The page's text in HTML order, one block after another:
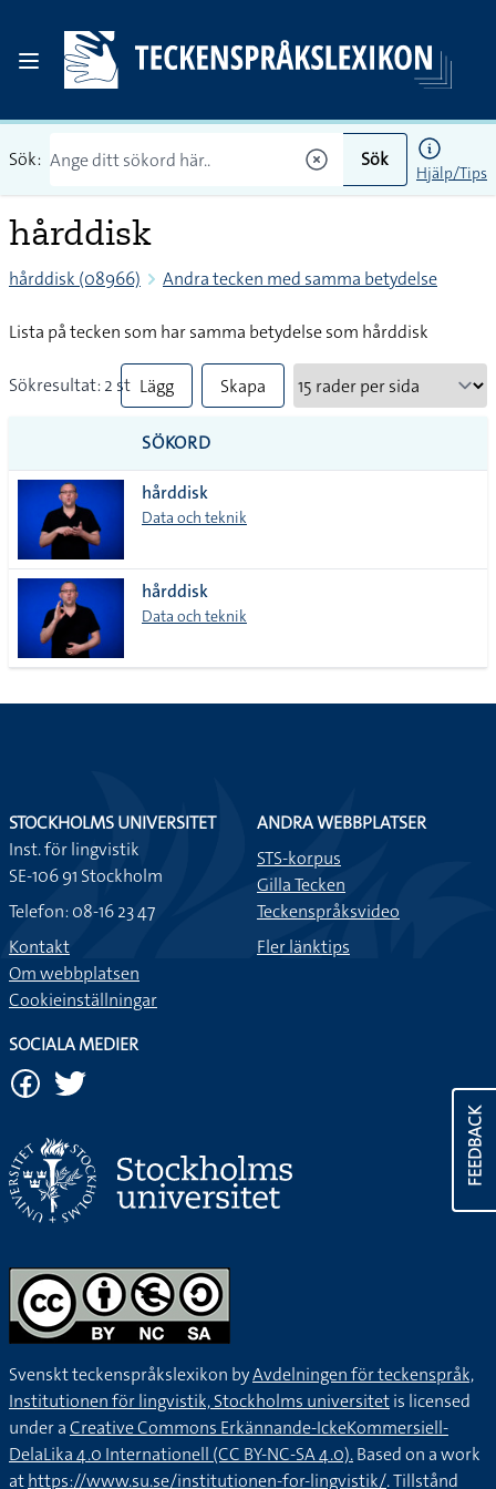
Sök: Sök
Hjälp/Tips
hårddisk
hårddisk (08966) Andra tecken med samma betydelse
Lista på tecken som har samma betydelse som hårddisk
Sökresultat: 2 st Lägg
till
alla i
lista
Skapa
SÖKORD
hårddisk
Data och teknik
hårddisk
Data och teknik
FEEDBACK
STOCKHOLMS UNIVERSITET
Inst. för lingvistik
SE-106 91 Stockholm
Telefon: 08-16 23 47
Kontakt
Om webbplatsen
Cookieinställningar
ANDRA WEBBPLATSER
STS-korpus
Gilla Tecken
Teckenspråksvideo
Fler länktips
SOCIALA MEDIER
Svenskt teckenspråkslexikon byAvdelningen för teckenspråk,
Institutionen för lingvistik, Stockholms universitetis licensed
under aCreative Commons Erkännande-IckeKommersiell-
DelaLika 4.0 Internationell (CC BY-NC-SA 4.0).Based on a work
athttps://www.su.se/institutionen-for-lingvistik/. Tillstånd